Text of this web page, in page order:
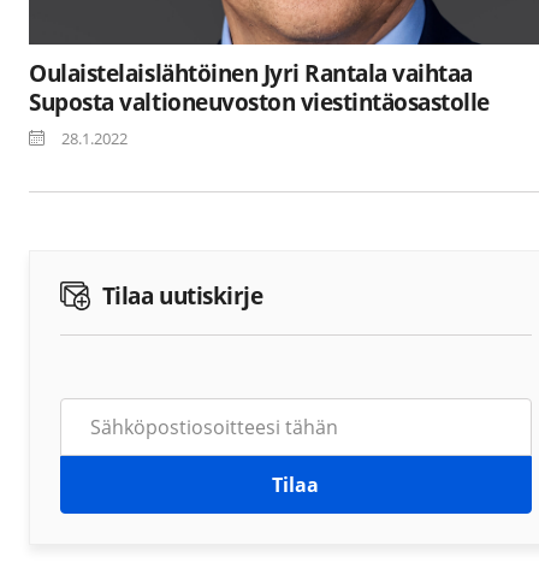
Oulaistelaislähtöinen Jyri Rantala vaihtaa
Suposta valtioneuvoston viestintäosastolle
28.1.2022
Tilaa uutiskirje
Tilaa